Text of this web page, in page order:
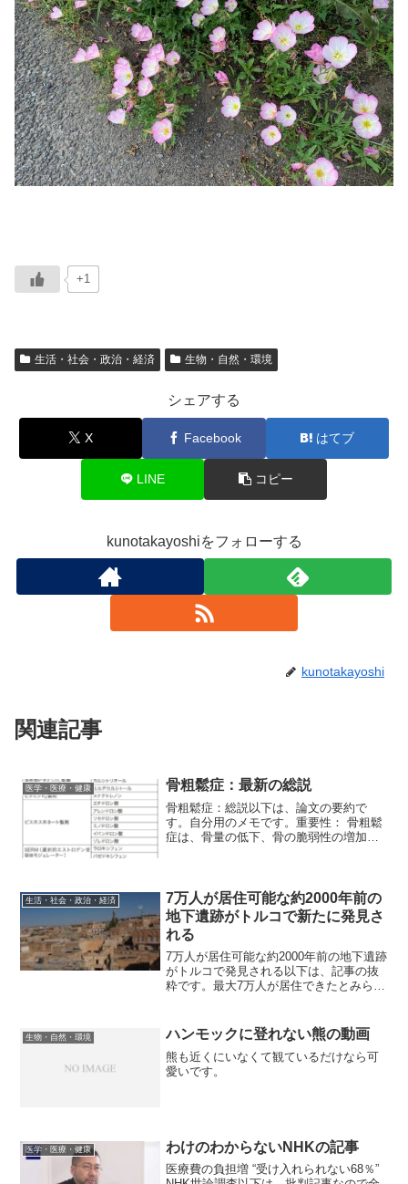
+1
生活・社会・政治・経済 生物・自然・環境
シェアする
X Facebook はてブ
LINE コピー
kunotakayoshiをフォローする
kunotakayoshi
関連記事
医学・医療・健康 骨粗鬆症：最新の総説
骨粗鬆症：総説以下は、論文の要約で
す。自分用のメモです。重要性： 骨粗鬆
症は、骨量の低下、骨の脆弱性の増加、
1人、男性の5人に1...
生活・社会・政治・経済
7万人が居住可能な約2000年前の
地下遺跡がトルコで新たに発見さ
れる
7万人が居住可能な約2000年前の地下遺跡
がトルコで発見される以下は、記事の抜
粋です。最大7万人が居住できたとみられ
した。地下に広がる広大な空間には、ロ
ーマ帝国によ...
生物・自然・環境 ハンモックに登れない熊の動画
熊も近くにいなくて観ているだけなら可
愛いです。
医学・医療・健康 わけのわからないNHKの記事
医療費の負担増 “受け入れられない68％”